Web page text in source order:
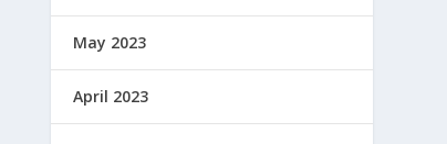
May 2023
April 2023